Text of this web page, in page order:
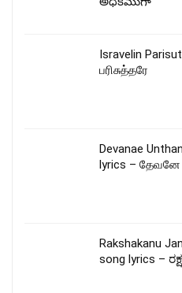
Isravelin
பரிசுத்தரே
Devanae
lyrics –
Rakshakanu
song lyrics –